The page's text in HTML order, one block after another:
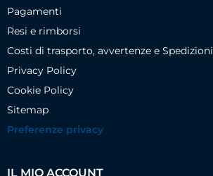
Pagamenti
Resi e rimborsi
Costi di trasporto, avvertenze e Spedizioni
Privacy Policy
Cookie Policy
Sitemap
Preferenze privacy
IL MIO ACCOUNT